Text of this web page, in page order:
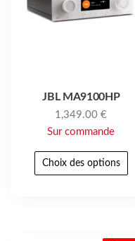
JBL MA9100HP
1,349.00€
Sur commande
Choix des options